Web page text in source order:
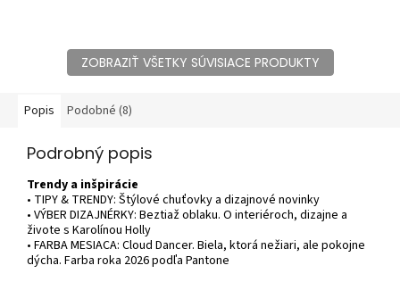
ZOBRAZIŤ VŠETKY SÚVISIACE PRODUKTY
Popis Podobné (8)
Podrobný popis
Trendy a inšpirácie
• TIPY & TRENDY: Štýlové chuťovky a dizajnové novinky
• VÝBER DIZAJNÉRKY: Beztiaž oblaku. O interiéroch, dizajne a
živote s Karolínou Holly
• FARBA MESIACA: Cloud Dancer. Biela, ktorá nežiari, ale pokojne
dýcha. Farba roka 2026 podľa Pantone